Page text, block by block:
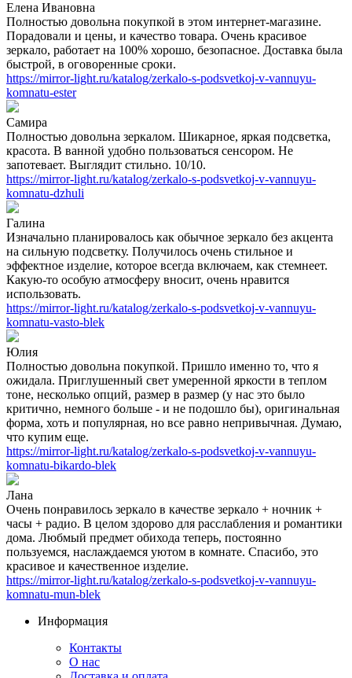
Елена Ивановна
Полностью довольна покупкой в этом интернет-магазине.
Порадовали и цены, и качество товара. Очень красивое
зеркало, работает на 100% хорошо, безопасное. Доставка была
быстрой, в оговоренные сроки.
https://mirror-light.ru/katalog/zerkalo-s-podsvetkoj-v-vannuyu-
komnatu-ester
Самира
Полностью довольна зеркалом. Шикарное, яркая подсветка,
красота. В ванной удобно пользоваться сенсором. Не
запотевает. Выглядит стильно. 10/10.
https://mirror-light.ru/katalog/zerkalo-s-podsvetkoj-v-vannuyu-
komnatu-dzhuli
Галина
Изначально планировалось как обычное зеркало без акцента
на сильную подсветку. Получилось очень стильное и
эффектное изделие, которое всегда включаем, как стемнеет.
Какую-то особую атмосферу вносит, очень нравится
использовать.
https://mirror-light.ru/katalog/zerkalo-s-podsvetkoj-v-vannuyu-
komnatu-vasto-blek
Юлия
Полностью довольна покупкой. Пришло именно то, что я
ожидала. Приглушенный свет умеренной яркости в теплом
тоне, несколько опций, размер в размер (у нас это было
критично, немного больше - и не подошло бы), оригинальная
форма, хоть и популярная, но все равно непривычная. Думаю,
что купим еще.
https://mirror-light.ru/katalog/zerkalo-s-podsvetkoj-v-vannuyu-
komnatu-bikardo-blek
Лана
Очень понравилось зеркало в качестве зеркало + ночник +
часы + радио. В целом здорово для расслабления и романтики
дома. Любмый предмет обихода теперь, постоянно
пользуемся, наслаждаемся уютом в комнате. Спасибо, это
красивое и качественное изделие.
https://mirror-light.ru/katalog/zerkalo-s-podsvetkoj-v-vannuyu-
komnatu-mun-blek
Информация
Контакты
О нас